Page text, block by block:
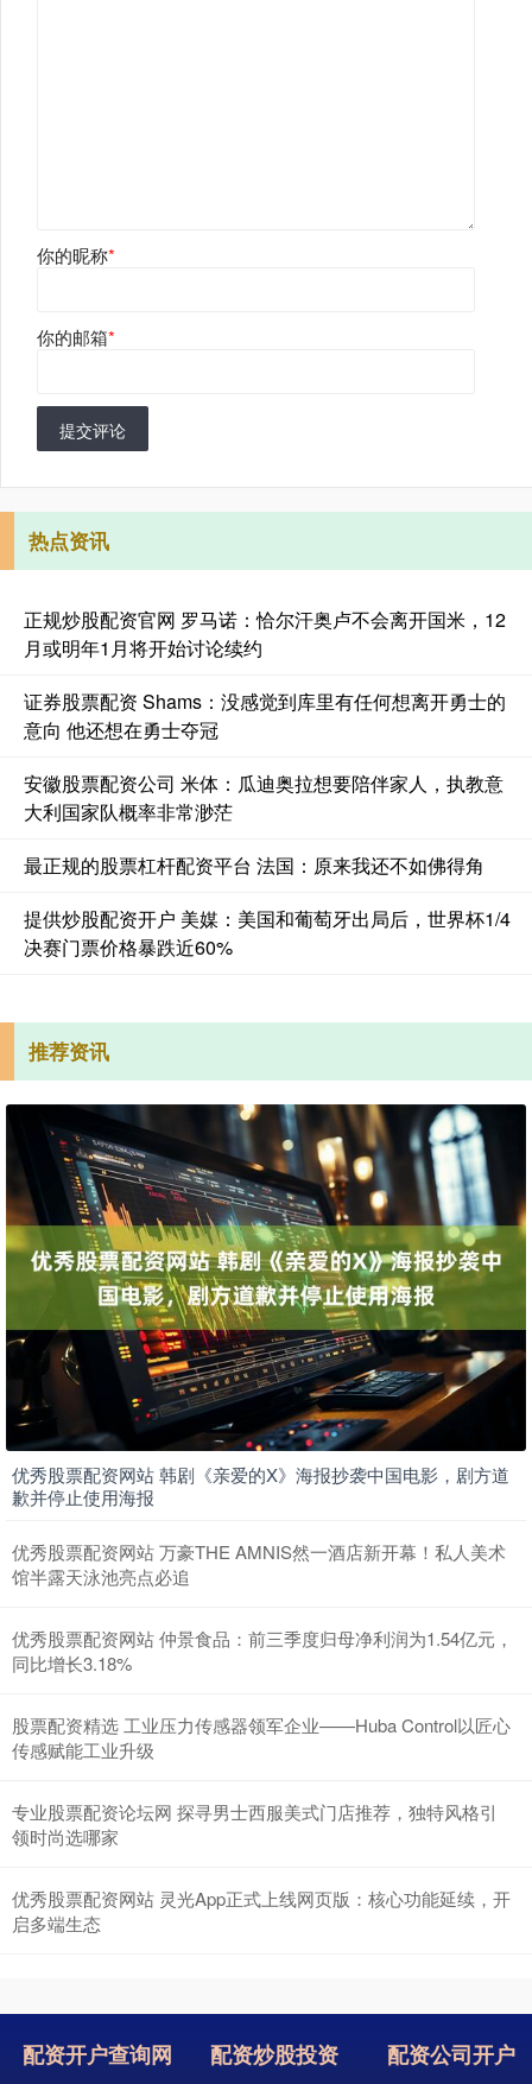
你的昵称*
你的邮箱*
提交评论
热点资讯
正规炒股配资官网 罗马诺：恰尔汗奥卢不会离开国米，12
月或明年1月将开始讨论续约
证券股票配资 Shams：没感觉到库里有任何想离开勇士的
意向 他还想在勇士夺冠
安徽股票配资公司 米体：瓜迪奥拉想要陪伴家人，执教意
大利国家队概率非常渺茫
最正规的股票杠杆配资平台 法国：原来我还不如佛得角
提供炒股配资开户 美媒：美国和葡萄牙出局后，世界杯1/4
决赛门票价格暴跌近60%
推荐资讯
优秀股票配资网站 韩剧《亲爱的X》海报抄袭中国电影，剧方道
歉并停止使用海报
优秀股票配资网站 万豪THE AMNIS然一酒店新开幕！私人美术
馆半露天泳池亮点必追
优秀股票配资网站 仲景食品：前三季度归母净利润为1.54亿元，
同比增长3.18%
股票配资精选 工业压力传感器领军企业——Huba Control以匠心
传感赋能工业升级
专业股票配资论坛网 探寻男士西服美式门店推荐，独特风格引
领时尚选哪家
优秀股票配资网站 灵光App正式上线网页版：核心功能延续，开
启多端生态
配资开户查询网 配资炒股投资 配资公司开户